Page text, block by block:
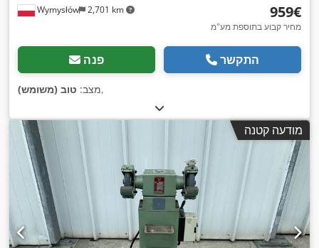
Wymysłów 2,701 km ‏959 ‏€
מחיר קבוע בתוספת מע"מ
פנה התקשר
מצב: טוב (משומש) ,
מודעה קטנה